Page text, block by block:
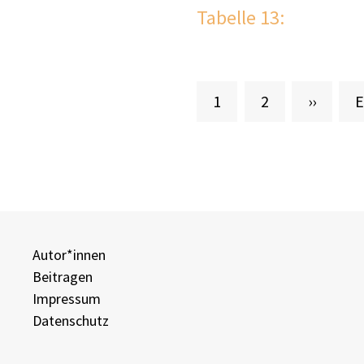
Tabelle 13:
Aktuelle Seite
1 Seite
2 ››
Autor*innen
Beitragen
Impressum
Datenschutz